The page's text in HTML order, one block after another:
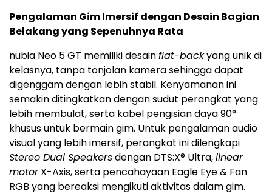
Pengalaman Gim Imersif dengan Desain Bagian
Belakang yang Sepenuhnya Rata
nubia Neo 5 GT memiliki desainflat-backyang unik di
kelasnya, tanpa tonjolan kamera sehingga dapat
digenggam dengan lebih stabil. Kenyamanan ini
semakin ditingkatkan dengan sudut perangkat yang
lebih membulat, serta kabel pengisian daya 90°
khusus untuk bermain gim. Untuk pengalaman audio
visual yang lebih imersif, perangkat ini dilengkapi
Stereo Dual Speakersdengan DTS:X® Ultra,linear
motorX-Axis, serta pencahayaan Eagle Eye & Fan
RGB yang bereaksi mengikuti aktivitas dalam gim.